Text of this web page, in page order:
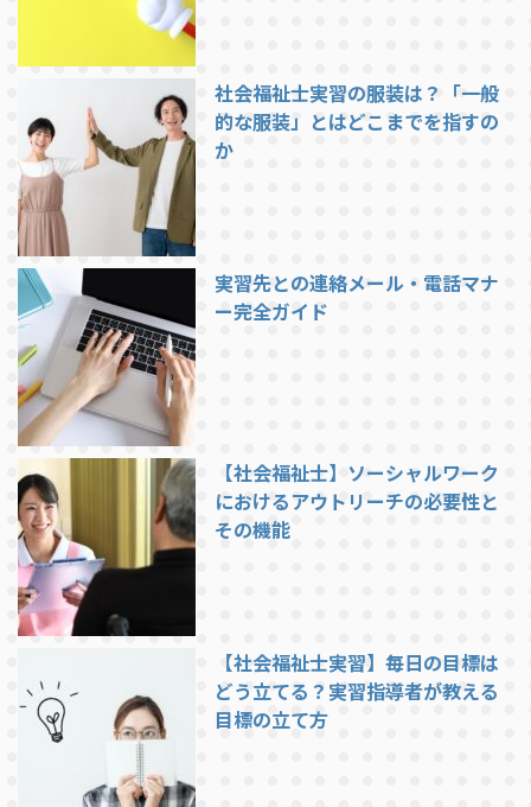
社会福祉士実習の服装は？「一般
的な服装」とはどこまでを指すの
か
実習先との連絡メール・電話マナ
ー完全ガイド
【社会福祉士】ソーシャルワーク
におけるアウトリーチの必要性と
その機能
【社会福祉士実習】毎日の目標は
どう立てる？実習指導者が教える
目標の立て方